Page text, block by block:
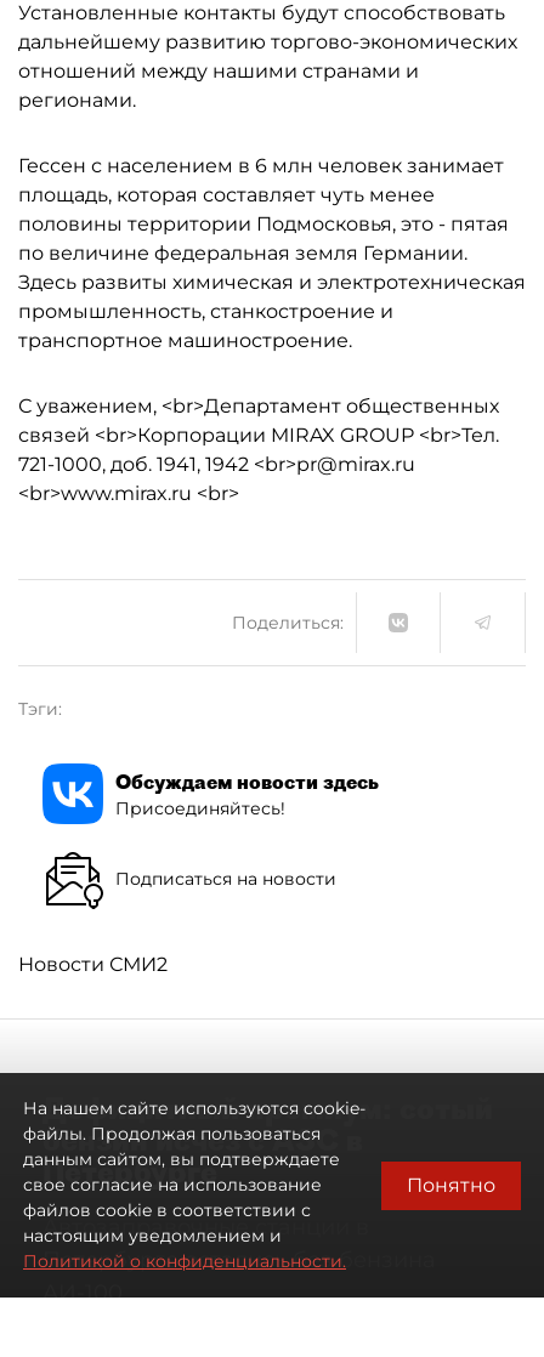
Установленные контакты будут способствовать
дальнейшему развитию торгово-экономических
отношений между нашими странами и
регионами.
Гессен с населением в 6 млн человек занимает
площадь, которая составляет чуть менее
половины территории Подмосковья, это - пятая
по величине федеральная земля Германии.
Здесь развиты химическая и электротехническая
промышленность, станкостроение и
транспортное машиностроение.
С уважением, <br>Департамент общественных
связей <br>Корпорации MIRAX GROUP <br>Тел.
721-1000, доб. 1941, 1942 <br>pr@mirax.ru
<br>www.mirax.ru <br>
Поделиться:
Тэги:
Обсуждаем новости здесь
Присоединяйтесь!
Подписаться на новости
Новости СМИ2
Дефицитный премиум: сотый
бензин исчез с АЗС в
Петербурге
Автозаправочные станции в
Петербурге остались без бензина
АИ-100
На нашем сайте используются cookie-
файлы. Продолжая пользоваться
данным сайтом, вы подтверждаете
свое согласие на использование
файлов cookie в соответствии с
настоящим уведомлением и
Политикой о конфиденциальности.
Понятно